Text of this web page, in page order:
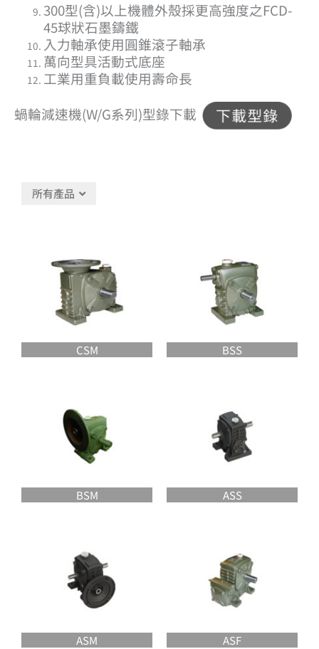
300型(含)以上機體外殼採更高強度之FCD-
45球狀石墨鑄鐵
入力軸承使用圓錐滾子軸承
萬向型具活動式底座
工業用重負載使用壽命長
蝸輪減速機(W/G系列)型錄下載
所有產品
CSM BSS
BSM ASS
ASM ASF